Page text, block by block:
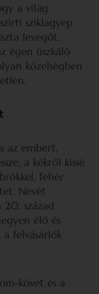
a világ
sziklagyep
levegőt,
égen úszkáló
közelségben
az embert,
a kékről kissé
fehér
Nevét
század
élő és
felvásárlók
követ és a